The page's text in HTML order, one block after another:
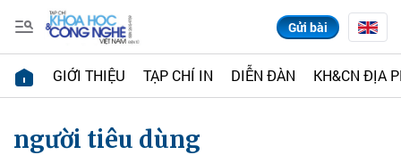
Gửi bài
GIỚI THIỆU TẠP CHÍ IN DIỄN ĐÀN KH&CN ĐỊA
người tiêu dùng